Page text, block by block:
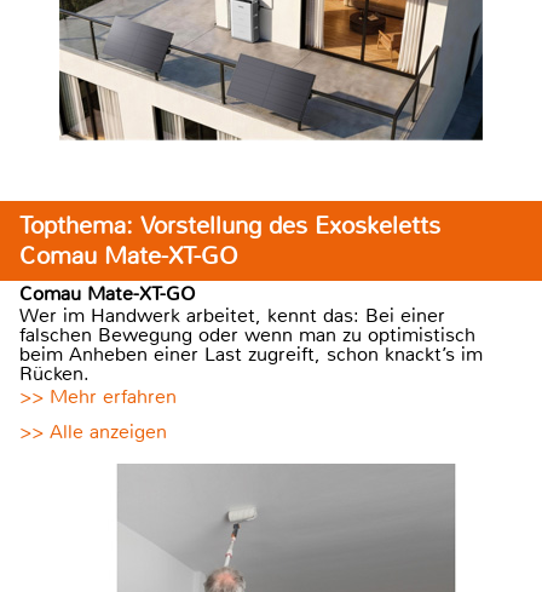
Topthema: Vorstellung des Exoskeletts
Comau Mate-XT-GO
Comau Mate-XT-GO
Wer im Handwerk arbeitet, kennt das: Bei einer
falschen Bewegung oder wenn man zu optimistisch
beim Anheben einer Last zugreift, schon knackt’s im
Rücken.
>> Mehr erfahren
>> Alle anzeigen